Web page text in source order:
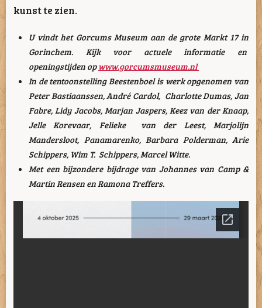
kunstte zien.
U vindt het Gorcums Museum aan de grote Markt 17 in
Gorinchem. Kijk voor actuele informatie en
openingstijden opwww.gorcumsmuseum.nl
In de tentoonstelling Beestenboel is werk opgenomen van
Peter Bastiaanssen, André Cardol, Charlotte Dumas, Jan
Fabre, Lidy Jacobs, Marjan Jaspers, Keez van der Knaap,
Jelle Korevaar, Felieke van der Leest, Marjolijn
Mandersloot, Panamarenko, Barbara Polderman, Arie
Schippers, Wim T. Schippers, Marcel Witte.
Met een bijzondere bijdrage van Johannes van Camp &
Martin Rensen en Ramona Treffers.